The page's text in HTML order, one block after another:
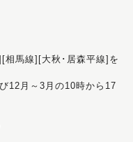
相馬線][大秋･居森平線]を
12月～3月の10時から17